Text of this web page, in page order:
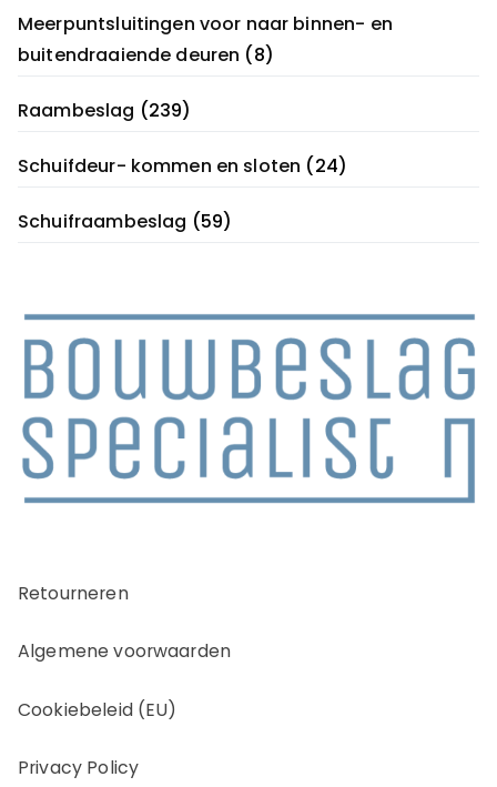
Meerpuntsluitingen voor naar binnen- en
buitendraaiende deuren (8)
Raambeslag (239)
Schuifdeur- kommen en sloten (24)
Schuifraambeslag (59)
Retourneren
Algemene voorwaarden
Cookiebeleid (EU)
Privacy Policy